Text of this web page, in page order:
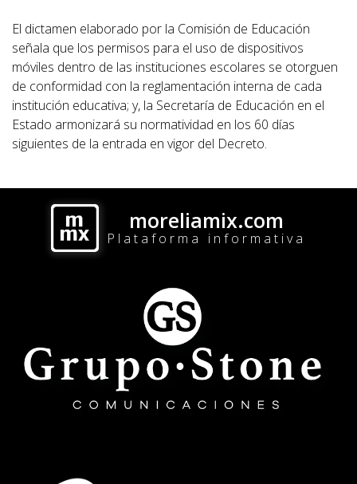
El dictamen elaborado por la Comisión de Educación
señala que los permisos para el uso de dispositivos
móviles dentro de las instituciones escolares se otorguen
de conformidad con la reglamentación interna de cada
institución educativa; y, la Secretaría de Educación en el
Estado armonizará su normatividad en los 60 días
siguientes de la entrada en vigor del Decreto.
moreliamix.com
Plataforma informativa